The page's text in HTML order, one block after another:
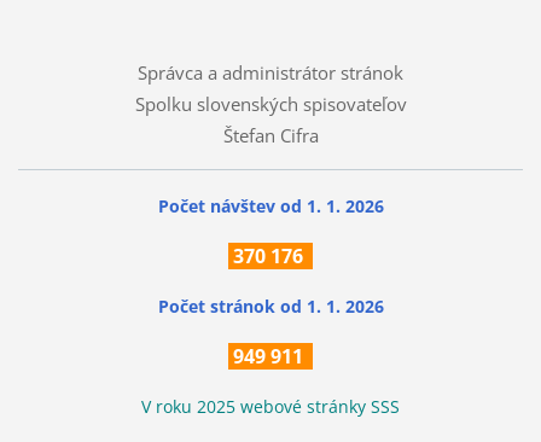
Správca a administrátor stránok
Spolku slovenských spisovateľov
Štefan Cifra
Počet návštev od 1. 1. 2026
370 176
Počet stránok od 1. 1. 2026
949 911
V roku 2025 webové stránky SSS